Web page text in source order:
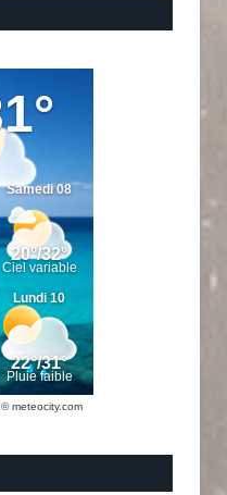
© meteocity.com